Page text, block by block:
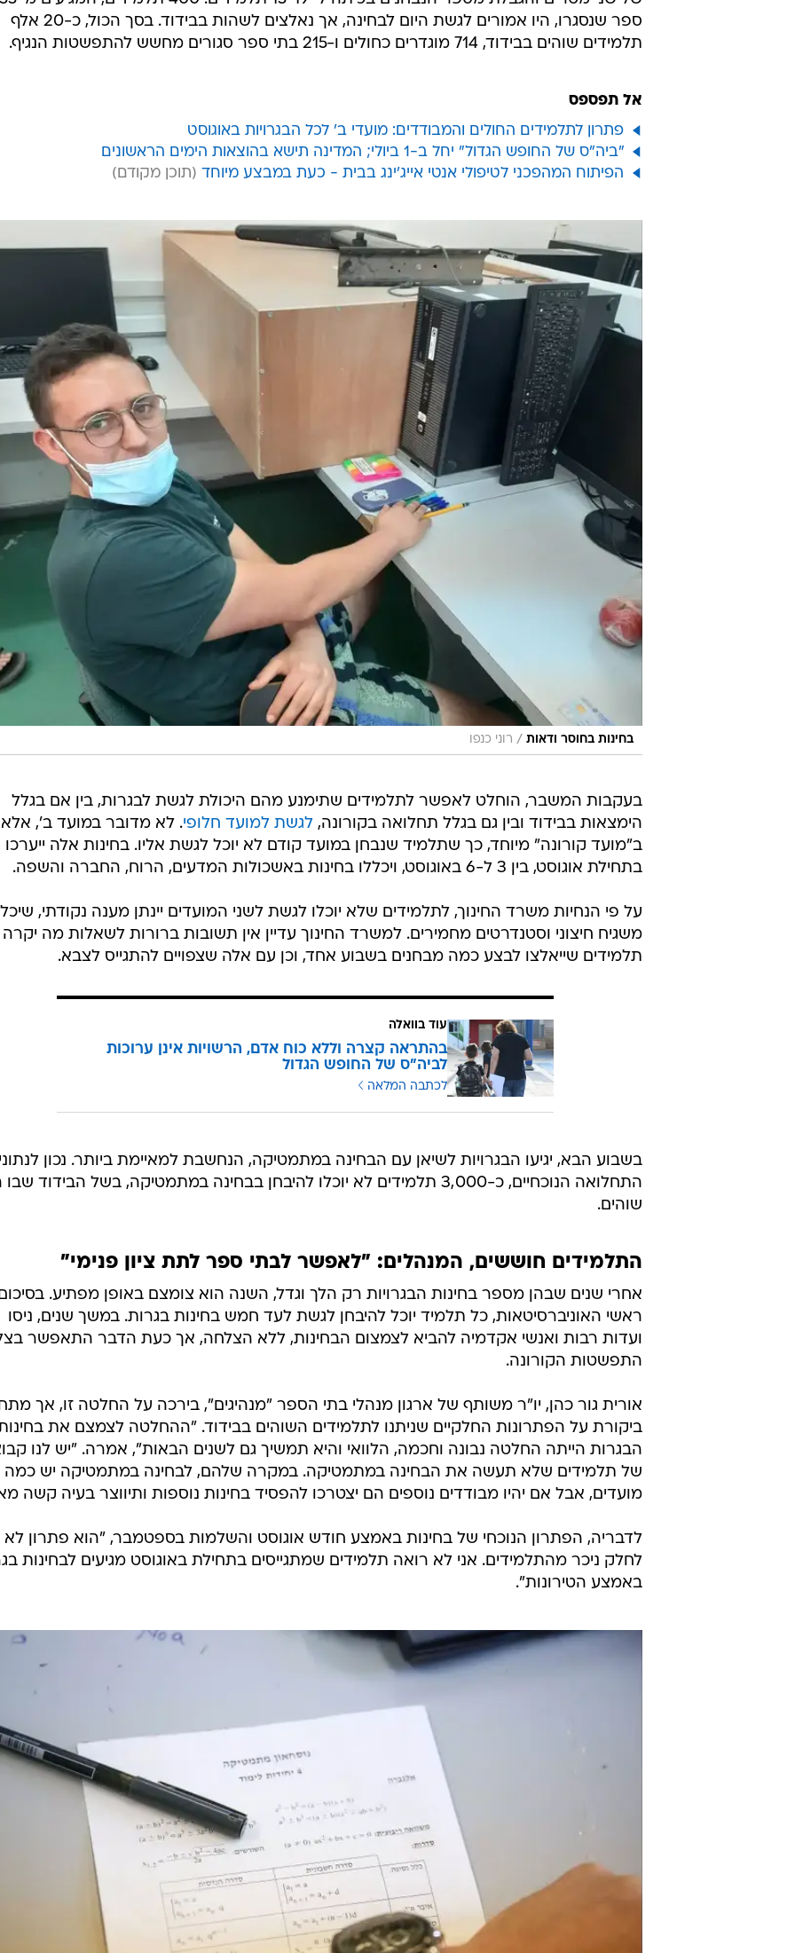
ספר שנסגרו, היו אמורים לגשת היום לבחינה, אך נאלצים לשהות בבידוד. בסך הכול, כ-20 אלף
תלמידים שוהים בבידוד, 714 מוגדרים כחולים ו-215 בתי ספר סגורים מחשש להתפשטות הנגיף.
אל תפספס
פתרון לתלמידים החולים והמבודדים: מועדי ב' לכל הבגרויות באוגוסט
"ביה"ס של החופש הגדול" יחל ב-1 ביולי; המדינה תישא בהוצאות הימים הראשונים
הפיתוח המהפכני לטיפולי אנטי אייג'ינג בבית - כעת במבצע מיוחד
בחינות בחוסר ודאות / רוני כנפו
בעקבות המשבר, הוחלט לאפשר לתלמידים שתימנע מהם היכולת לגשת לבגרות, בין אם בגלל
הימצאות בבידוד ובין גם בגלל תחלואה בקורונה, לגשת למועד חלופי. לא מדובר במועד ב', אלא
ב"מועד קורונה" מיוחד, כך שתלמיד שנבחן במועד קודם לא יוכל לגשת אליו. בחינות אלה ייערכו
בתחילת אוגוסט, בין 3 ל-6 באוגוסט, ויכללו בחינות באשכולות המדעים, הרוח, החברה והשפה.
על פי הנחיות משרד החינוך, לתלמידים שלא יוכלו לגשת לשני המועדים יינתן מענה נקודתי,
משגיח חיצוני וסטנדרטים מחמירים. למשרד החינוך עדיין אין תשובות ברורות לשאלות מה
תלמידים שייאלצו לבצע כמה מבחנים בשבוע אחד, וכן עם אלה שצפויים להתגייס לצבא.
עוד בוואלה
בהתראה קצרה וללא כוח אדם, הרשויות אינן ערוכות
לביה"ס של החופש הגדול
לכתבה המלאה
בשבוע הבא, יגיעו הבגרויות לשיאן עם הבחינה במתמטיקה, הנחשבת למאיימת ביותר. נכון
התחלואה הנוכחיים, כ-3,000 תלמידים לא יוכלו להיבחן בבחינה במתמטיקה, בשל הבידוד
שוהים.
התלמידים חוששים, המנהלים: "לאפשר לבתי ספר לתת ציון פנימי"
אחרי שנים שבהן מספר בחינות הבגרויות רק הלך וגדל, השנה הוא צומצם באופן מפתיע.
ראשי האוניברסיטאות, כל תלמיד יוכל להיבחן לגשת לעד חמש בחינות בגרות. במשך שנים, ניסו
ועדות רבות ואנשי אקדמיה להביא לצמצום הבחינות, ללא הצלחה, אך כעת הדבר התאפשר
התפשטות הקורונה.
אורית גור כהן, יו"ר משותף של ארגון מנהלי בתי הספר "מנהיגים", בירכה על החלטה זו, אך
ביקורת על הפתרונות החלקיים שניתנו לתלמידים השוהים בבידוד. "ההחלטה לצמצם את
הבגרות הייתה החלטה נבונה וחכמה, הלוואי והיא תמשיך גם לשנים הבאות", אמרה. "יש לנו
של תלמידים שלא תעשה את הבחינה במתמטיקה. במקרה שלהם, לבחינה במתמטיקה יש כמה
מועדים, אבל אם יהיו מבודדים נוספים הם יצטרכו להפסיד בחינות נוספות ותיווצר בעיה קשה
לדבריה, הפתרון הנוכחי של בחינות באמצע חודש אוגוסט והשלמות בספטמבר, "הוא פתרון לא
לחלק ניכר מהתלמידים. אני לא רואה תלמידים שמתגייסים בתחילת באוגוסט מגיעים לבחינות
באמצע הטירונות".